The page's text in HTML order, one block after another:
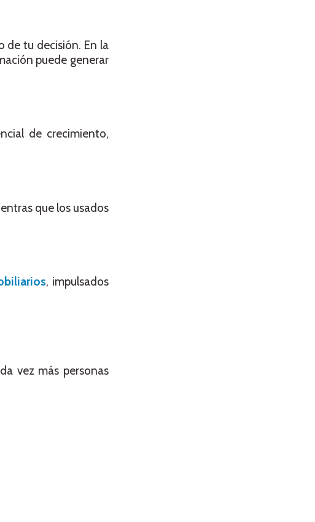
de tu decisión. En la
puede generar
de crecimiento,
que los usados
, impulsados
vez más personas